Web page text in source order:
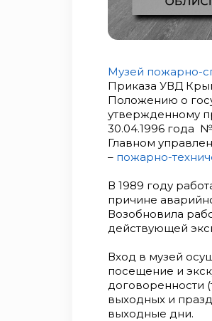
Музей пожарно-
Приказа УВД
Положению о
утвержденному
30.04.1996 года
Главном
– пожарно-
В 1989 году
причине
Возобновила
действующей
Вход в музей
посещение и
договоренности
выходных и
выходные дни.